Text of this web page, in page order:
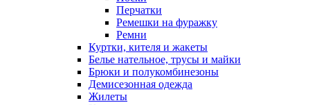
Перчатки
Ремешки на фуражку
Ремни
Куртки, кителя и жакеты
Белье нательное, трусы и майки
Брюки и полукомбинезоны
Демисезонная одежда
Жилеты